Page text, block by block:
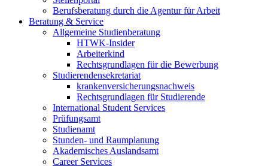
Berufsberatung durch die Agentur für Arbeit
Beratung & Service
Allgemeine Studienberatung
HTWK-Insider
Arbeiterkind
Rechtsgrundlagen für die Bewerbung
Studierendensekretariat
krankenversicherungsnachweis
Rechtsgrundlagen für Studierende
International Student Services
Prüfungsamt
Studienamt
Stunden- und Raumplanung
Akademisches Auslandsamt
Career Services